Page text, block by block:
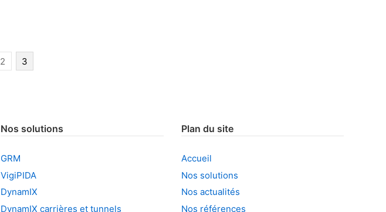
2 3
Nos solutions
GRM
VigiPIDA
DynamIX
DynamIX carrières et tunnels
Plan du site
Accueil
Nos solutions
Nos actualités
Nos références